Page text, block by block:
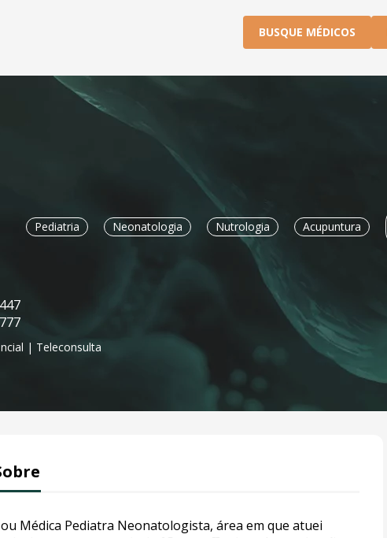
BUSQUE MÉDICOS
Pediatria Neonatologia Nutrologia Acupuntura
| Teleconsulta
Médica Pediatra Neonatologista, área em que atuei